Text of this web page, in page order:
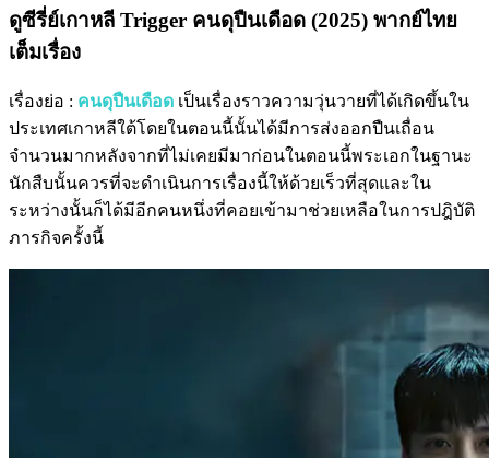
ดูซีรี่ย์เกาหลี Trigger คนดุปืนเดือด (2025) พากย์ไทย
เต็มเรื่อง
เรื่องย่อ : คนดุปืนเดือด เป็นเรื่องราวความวุ่นวายที่ได้เกิดขึ้นใน
ประเทศเกาหลีใต้โดยในตอนนี้นั้นได้มีการส่งออกปืนเถื่อน
จำนวนมากหลังจากที่ไม่เคยมีมาก่อนในตอนนี้พระเอกในฐานะ
นักสืบนั้นควรที่จะดำเนินการเรื่องนี้ให้ด้วยเร็วที่สุดและใน
ระหว่างนั้นก็ได้มีอีกคนหนึ่งที่คอยเข้ามาช่วยเหลือในการปฎิบัติ
ภารกิจครั้งนี้